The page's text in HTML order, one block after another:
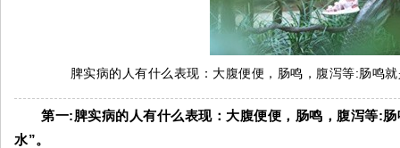
脾实病的人有什么表现：大腹便便，肠鸣，腹泻等:肠鸣
第一:脾实病的人有什么表现：大腹便便，肠鸣，腹泻等:
水”。